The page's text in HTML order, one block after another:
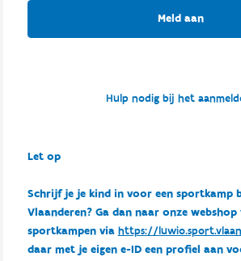
Meld aan
Hulp nodig bij het
Let op
Schrijf je je kind in voor een sportkamp
Vlaanderen? Ga dan naar onze
sportkampen via https://
daar met je eigen e-ID een profiel aan